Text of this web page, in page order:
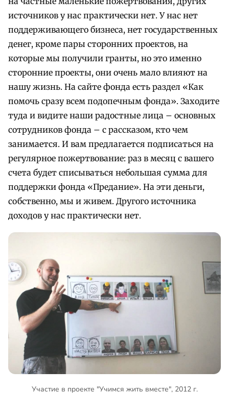
источников у нас практически нет. У нас нет
поддерживающего бизнеса, нет государственных
денег, кроме пары сторонних проектов, на
которые мы получили гранты, но это именно
сторонние проекты, они очень мало влияют на
нашу жизнь. На сайте фонда есть раздел «Как
помочь сразу всем подопечным фонда». Заходите
туда и видите наши радостные лица – основных
сотрудников фонда – с рассказом, кто чем
занимается. И вам предлагается подписаться на
регулярное пожертвование: раз в месяц с вашего
счета будет списываться небольшая сумма для
поддержки фонда «Предание». На эти деньги,
собственно, мы и живем. Другого источника
доходов у нас практически нет.
Участие в проекте "Учимся жить вместе", 2012 г.